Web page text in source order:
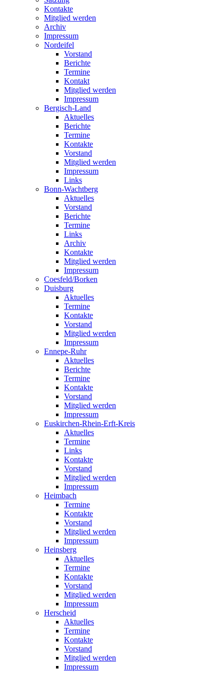
Kontakte
Mitglied werden
Archiv
Impressum
Nordeifel
Vorstand
Berichte
Termine
Kontakt
Mitglied werden
Impressum
Bergisch-Land
Aktuelles
Berichte
Termine
Kontakte
Vorstand
Mitglied werden
Impressum
Links
Bonn-Wachtberg
Aktuelles
Vorstand
Berichte
Termine
Links
Archiv
Kontakte
Mitglied werden
Impressum
Coesfeld/Borken
Duisburg
Aktuelles
Termine
Kontakte
Vorstand
Mitglied werden
Impressum
Ennepe-Ruhr
Aktuelles
Berichte
Termine
Kontakte
Vorstand
Mitglied werden
Impressum
Euskirchen-Rhein-Erft-Kreis
Aktuelles
Termine
Links
Kontakte
Vorstand
Mitglied werden
Impressum
Heimbach
Termine
Kontakte
Vorstand
Mitglied werden
Impressum
Heinsberg
Aktuelles
Termine
Kontakte
Vorstand
Mitglied werden
Impressum
Herscheid
Aktuelles
Termine
Kontakte
Vorstand
Mitglied werden
Impressum